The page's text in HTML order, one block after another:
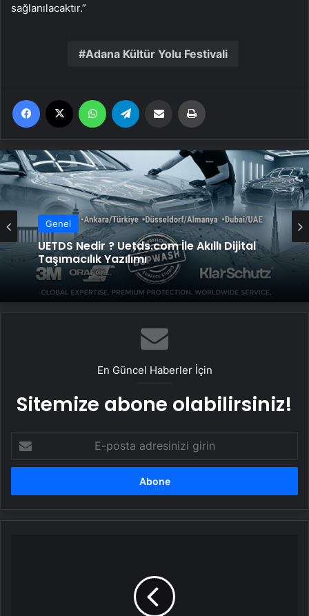
sağlanılacaktır.”
Adana Kültür Yolu Festivali
Facebook WhatsApp Email'den paylaş
Genel
UETDS Nedir ? Uetds.com İle Akıllı Dijital
Taşımacılık Yazılımı
En Güncel Haberler İçin
Sitemize abone olabilirsiniz!
posta
adresinizi